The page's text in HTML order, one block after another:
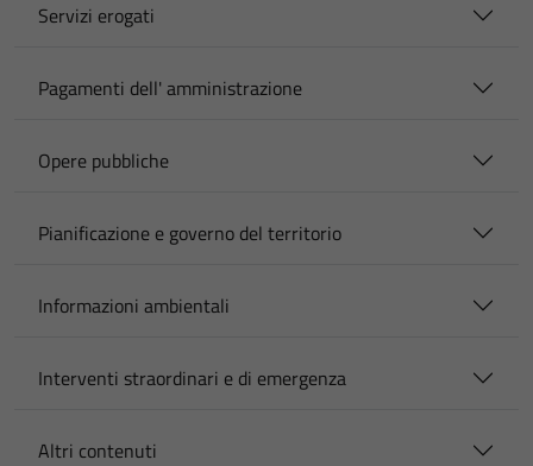
Servizi erogati
Pagamenti dell' amministrazione
Opere pubbliche
Pianificazione e governo del territorio
Informazioni ambientali
Interventi straordinari e di emergenza
Altri contenuti